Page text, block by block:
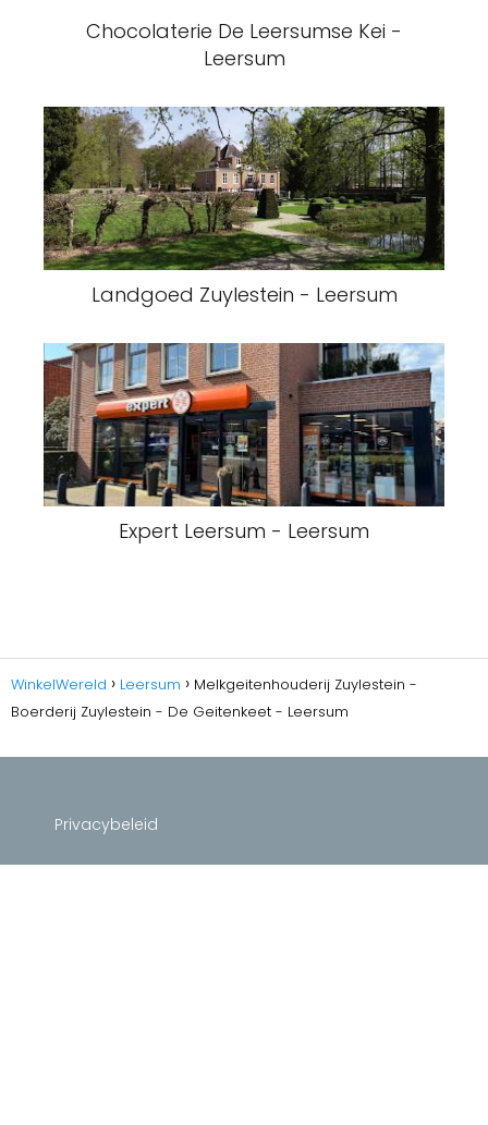
Chocolaterie De Leersumse Kei -
Leersum
Landgoed Zuylestein - Leersum
Expert Leersum - Leersum
WinkelWereld Leersum
Melkgeitenhouderij Zuylestein -
Boerderij Zuylestein - De Geitenkeet - Leersum
Privacybeleid